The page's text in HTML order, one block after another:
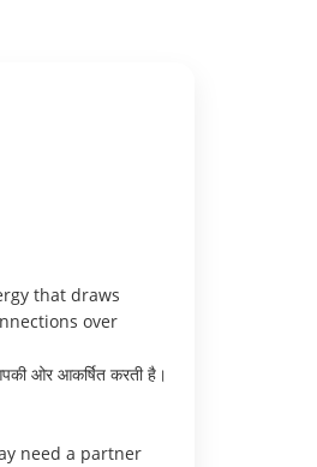
that draws
over
ओर आकर्षित करती है।
need a partner